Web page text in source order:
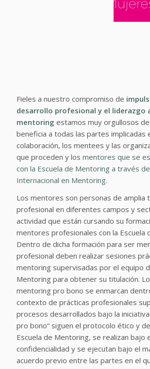
Fieles a nuestro compromiso de
desarrollo profesional y el liderazgo
mentoring estamos muy orgullosos
beneficia a todas las partes implicadas
colaboración, los mentees y las
que proceden y los mentores que se
con la Escuela de Mentoring a través
Internacional en Mentoring.
Los mentores son personas de amplia
profesional en diferentes campos y
actividad que están cursando su
mentores profesionales con la Escuela
Dentro de dicha formación para ser
profesional deben realizar sesiones
mentoring supervisadas por el equipo
Mentoring para obtener su titulación.
mentoring pro bono se enmarcan
contexto de prácticas profesionales
procesos desarrollados bajo la
pro bono” siguen el protocolo ético y
Escuela de Mentoring, se realizan bajo
confidencialidad y se ejecutan bajo el
acuerdo previo entre las partes en el